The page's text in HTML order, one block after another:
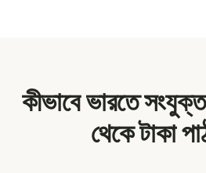
কীভাবে ভারতে
থেকে টাকা